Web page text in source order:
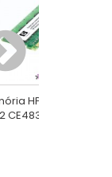
HP, 512MB, DIIM,
CE483A